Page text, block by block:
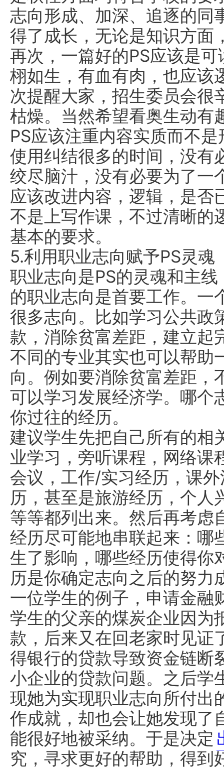
志向形成、加深、追逐的同
得了成长，无论是知识方面
再次，一篇好的PS应该是
栩如生，有血有肉，也应该
次提醒大家，招生委员会很
枯燥。当然希望看奥生动有
PS应该注重内容实质而不
使用纠结很多的时间，没有
绞尽脑汁，没有必要为了一
应该改进内容，逻辑，是否
不是上写作课，不过清晰的
基本的要求。
5.利用职业志向赋予PS灵魂
职业志向是PS的灵魂和主
的职业志向是首要工作。一
很多志向。比如学习公共政
款，消除贫富差距，建立起
不同的专业其实也可以帮助
向。例如要消除贫富差距，
可以学习发展经济学。哪个
你过往的经历。
建议学生先把自己所有的相
业学习，旁听课程，网络课
会议，工作/实习经历，课
历，甚至是旅游经历，个人
等等都列出来。然后再考虑
经历尽可能地串联起来：哪
生了影响，哪些经历使得你
历是你确定志向之后的努力
一位学生的例子，申请金融
学生的父亲的煤炭企业因为
款，后来又在回老家时见证
得银行的贷款导致资金链断
小企业的贷款问题。之后学
现她为实现职业志向所付出
作成就，却也会让她发现了
能很好地被采纳。于是决定
究，寻求更好的帮助，得到